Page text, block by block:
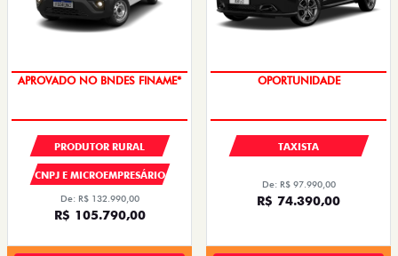
APROVADO NO BNDES FINAME*
PRODUTOR RURAL
CNPJ E MICROEMPRESÁRIO
De: R$ 132.990,00
R$ 105.790,00
OPORTUNIDADE
TAXISTA
De: R$ 97.990,00
R$ 74.390,00